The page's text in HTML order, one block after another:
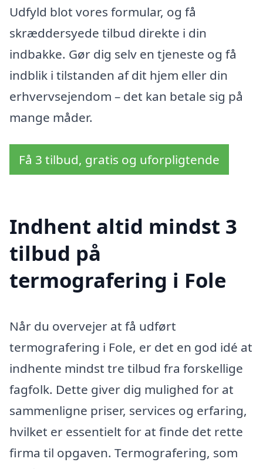
Udfyld blot vores formular, og få
skræddersyede tilbud direkte i din
indbakke. Gør dig selv en tjeneste og få
indblik i tilstanden af dit hjem eller din
erhvervsejendom – det kan betale sig på
mange måder.
Få 3 tilbud, gratis og uforpligtende
Indhent altid mindst 3
tilbud på
termografering i Fole
Når du overvejer at få udført
termografering i Fole, er det en god idé at
indhente mindst tre tilbud fra forskellige
fagfolk. Dette giver dig mulighed for at
sammenligne priser, services og erfaring,
hvilket er essentielt for at finde det rette
firma til opgaven. Termografering, som